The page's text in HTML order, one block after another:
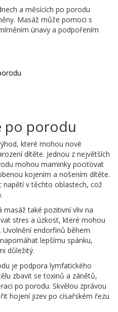
a měsících po porodu
Masáž může pomoci s
únavy a podpořením
po porodu
které mohou nové
dítěte. Jednou z největších
mohou maminky pociťovat
kojením a nošením dítěte.
napětí v těchto oblastech, což
také pozitivní vliv na
stres a úzkost, které mohou
endorfinů během
lepšímu spánku,
důležitý.
je podpora lymfatického
zbavit se toxinů a zánětů,
po porodu. Skvělou zprávou
hojení jizev po císařském řezu